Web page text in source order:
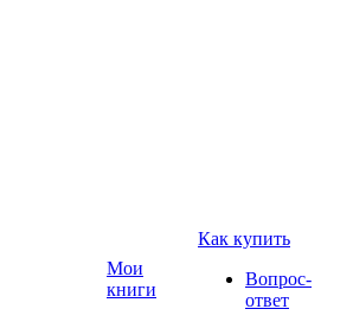
Мои
книги
Как купить
Вопрос-
ответ